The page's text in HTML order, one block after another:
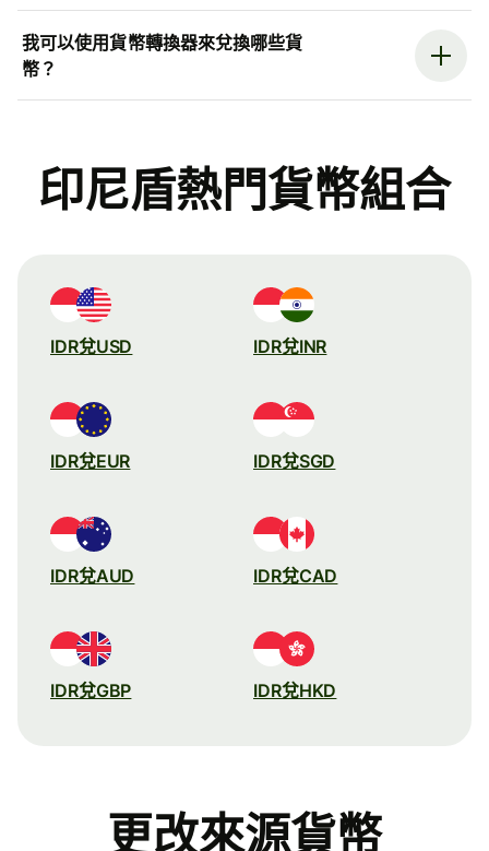
我可以使用貨幣轉換器來兌換哪些貨
幣？
印尼盾熱門貨幣組合
IDR兌USD IDR兌INR
IDR兌EUR IDR兌SGD
IDR兌AUD IDR兌CAD
IDR兌GBP IDR兌HKD
更改來源貨幣